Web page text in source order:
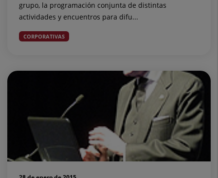
grupo, la programación conjunta de distintas
actividades y encuentros para difu...
CORPORATIVAS